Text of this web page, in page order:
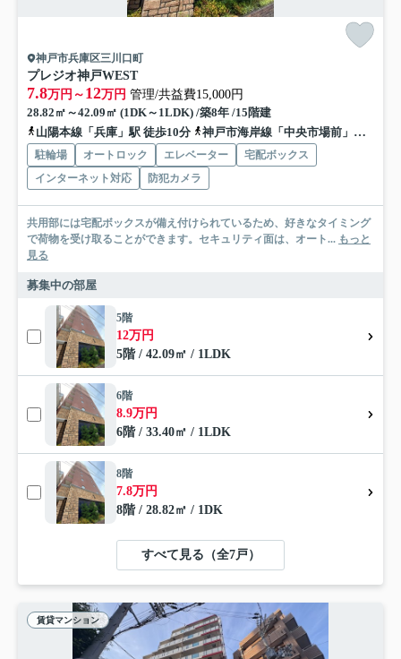
神戸市兵庫区三川口町
プレジオ神戸WEST
7.8万円～ 12万円 管理/共益費15,000円
28.82㎡～42.09㎡ (1DK～1LDK) /築8年 /15階建
山陽本線「兵庫」駅 徒歩10分
神戸市海岸線「中央市場前」駅 徒歩10分
駐輪場 オートロック エレベーター
宅配ボックス
インターネット対応
防犯カメラ
共用部には宅配ボックスが備え付けられているため、好きなタイミング
で荷物を受け取ることができます。セキュリティ面は、オート... もっと
見る
募集中の部屋
5階
12万円
5階 / 42.09㎡ / 1LDK
6階
8.9万円
6階 / 33.40㎡ / 1LDK
8階
7.8万円
8階 / 28.82㎡ / 1DK
すべて見る（全7戸）
賃貸マンション